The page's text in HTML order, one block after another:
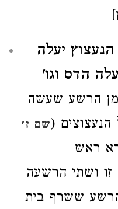
יעלה
הדס וגו'
הרשע שעשה
הנעצוצים (שם ז׳
ראש
ושתי הרשעה
ששרף בית